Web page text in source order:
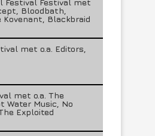
Festival Festival met
Bloodbath,
Blackbraid
met o.a. Editors,
met o.a. The
Water Music, No
Exploited